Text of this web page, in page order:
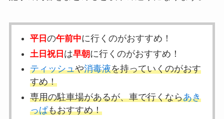
平日 の午前中に行くのがおすすめ！
土日祝日 は早朝に行くのがおすすめ！
ティッシュや消毒液を持っていくのがおす
すめ！
専用の駐車場があるが、車で行くならあき
っぱもおすすめ！